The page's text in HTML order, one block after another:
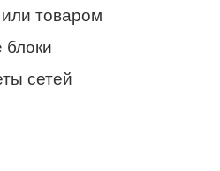
товаром
сетей